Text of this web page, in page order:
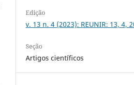
Edição
v. 13 n. 4 (2023): REUNIR: 13, 4,
Seção
Artigos científicos